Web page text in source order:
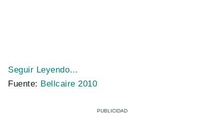
Seguir Leyendo…
Fuente: Bellcaire 2010